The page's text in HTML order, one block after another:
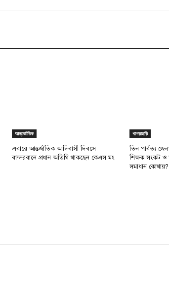
আন্তর্জাতিক
এবারে আন্তর্জাতিক আদিবাসী দিবসে
বান্দরবানে প্রধান অতিথি থাকছেন কেএস মং
খাগড়াছড়ি
তিন পার্বত্য
শিক্ষক সংকট ও
সমাধান কোথায়?